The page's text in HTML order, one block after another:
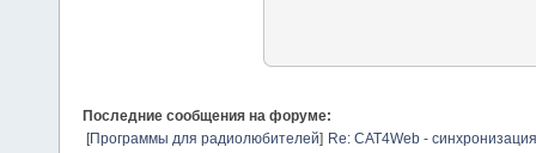
Последние сообщения на форуме:
[Программы для радиолюбителей] Re: CAT4Web -